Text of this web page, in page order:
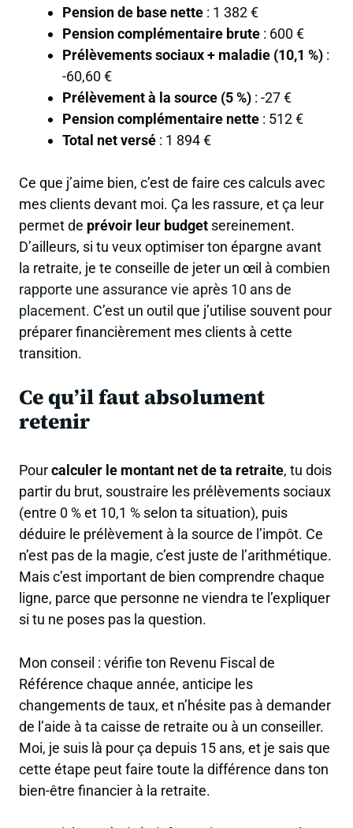
Pension de base nette: 1 382 €
Pension complémentaire brute: 600 €
Prélèvements sociaux + maladie (10,1 %):
-60,60 €
Prélèvement à la source (5 %): -27 €
Pension complémentaire nette: 512 €
Total net versé: 1 894 €
Ce que j’aime bien, c’est de faire ces calculs avec
mes clients devant moi. Ça les rassure, et ça leur
permet de prévoir leur budget sereinement.
D’ailleurs, si tu veux optimiser ton épargne avant
la retraite, je te conseille de jeter un œil à combien
rapporte une assurance vie après 10 ans de
placement. C’est un outil que j’utilise souvent pour
préparer financièrement mes clients à cette
transition.
Ce qu’il faut absolument
retenir
Pourcalculer le montant net de ta retraite, tu dois
partir du brut, soustraire les prélèvements sociaux
(entre 0 % et 10,1 % selon ta situation), puis
déduire le prélèvement à la source de l’impôt. Ce
n’est pas de la magie, c’est juste de l’arithmétique.
Mais c’est important de bien comprendre chaque
ligne, parce que personne ne viendra te l’expliquer
si tu ne poses pas la question.
Mon conseil : vérifie ton Revenu Fiscal de
Référence chaque année, anticipe les
changements de taux, et n’hésite pas à demander
de l’aide à ta caisse de retraite ou à un conseiller.
Moi, je suis là pour ça depuis 15 ans, et je sais que
cette étape peut faire toute la différence dans ton
bien-être financier à la retraite.